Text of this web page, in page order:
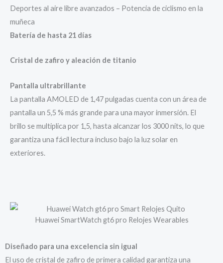
Deportes al aire libre avanzados – Potencia de ciclismo en la
muñeca
Batería de hasta 21 días
Cristal de zafiro y aleación de titanio
Pantalla ultrabrillante
La pantalla AMOLED de 1,47 pulgadas cuenta con un área de
pantalla un 5,5 % más grande para una mayor inmersión. El
brillo se multiplica por 1,5, hasta alcanzar los 3000 nits, lo que
garantiza una fácil lectura incluso bajo la luz solar en
exteriores.
Huawei SmartWatch gt6 pro Relojes Wearables
Diseñado para una excelencia sin igual
El uso de cristal de zafiro de primera calidad garantiza una